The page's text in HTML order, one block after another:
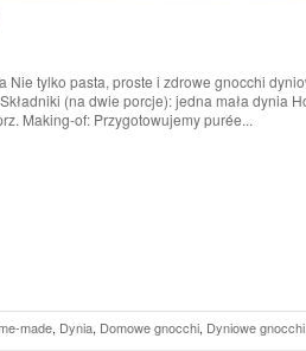
Nie tylko pasta, proste i zdrowe gnocchi
(na dwie porcje): jedna mała dynia
Making-of: Przygotowujemy purée...
made, Dynia, Domowe gnocchi, Dyniowe gnocchi